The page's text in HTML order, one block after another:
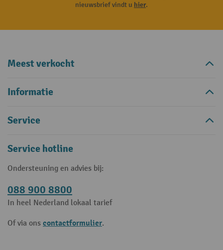
nieuwsbrief vindt u hier.
Meest verkocht
Informatie
Service
Service hotline
Ondersteuning en advies bij:
088 900 8800
In heel Nederland lokaal tarief
Of via ons contactformulier.